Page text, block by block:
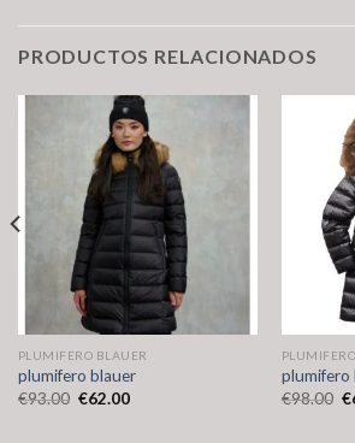
PRODUCTOS RELACIONADOS
PLUMIFERO BLAUER
plumifero blauer
€93.00 €62.00
plumifero
€98.00 €